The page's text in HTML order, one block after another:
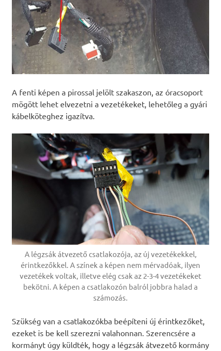
A fenti képen a pirossal jelölt szakaszon, az óracsoport
mögött lehet elvezetni a vezetékeket, lehetőleg a gyári
kábelköteghez igazítva.
A légzsák átvezető csatlakozója, az új vezetékekkel,
érintkezőkkel. A színek a képen nem mérvadóak, ilyen
vezetékek voltak, illetve elég csak az 2-3-4 vezetékeket
bekötni. A képen a csatlakozón balról jobbra halad a
számozás.
Szükség van a csatlakozókba beépíteni új érintkezőket,
ezeket is be kell szerezni valahonnan. Szerencsére a
kormányt úgy küldték, hogy a légzsák átvezető kormány